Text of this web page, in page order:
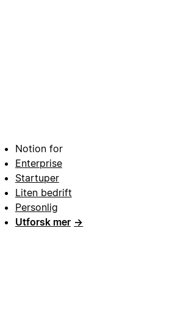
Notion for
Enterprise
Startuper
Liten bedrift
Personlig
Utforsk mer →